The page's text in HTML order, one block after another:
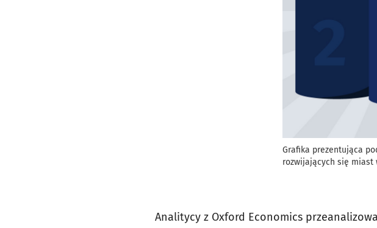
Grafika prezentująca
rozwijających się miast
Analitycy z Oxford Economics